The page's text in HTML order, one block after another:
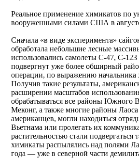
Реальное применение химикатов по
вооруженными силами США в
Сначала «в виде эксперимента»
обработала небольшие лесные
использовались самолеты С-47, С-
подвергнут уже более обширный
операции, по выражению
Получив такие результаты,
расширении масштабов
обрабатываться все районы Южного
Меконг, а также многие районы
американцев, могли находиться
Вьетнама или пролегать их
растительностью стали
химикаты распылялись над полями
года — уже в северной части